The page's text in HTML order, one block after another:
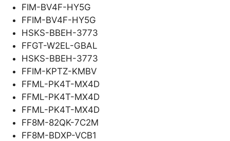
FIM-BV4F-HY5G
FFIM-BV4F-HY5G
HSKS-BBEH-3773
FFGT-W2EL-GBAL
HSKS-BBEH-3773
FFIM-KPTZ-KMBV
FFML-PK4T-MX4D
FFML-PK4T-MX4D
FFML-PK4T-MX4D
FF8M-82QK-7C2M
FF8M-BDXP-VCB1